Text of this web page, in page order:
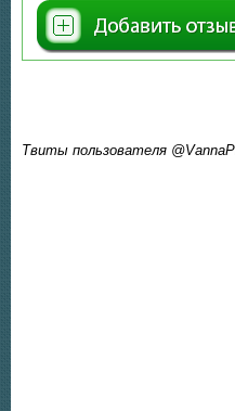
Твиты пользователя